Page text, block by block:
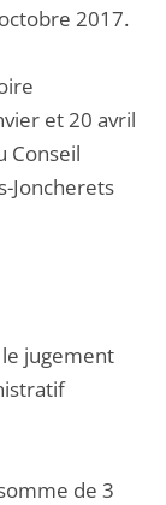
2017.
et 20 avril
Conseil
Joncherets
jugement
de 3